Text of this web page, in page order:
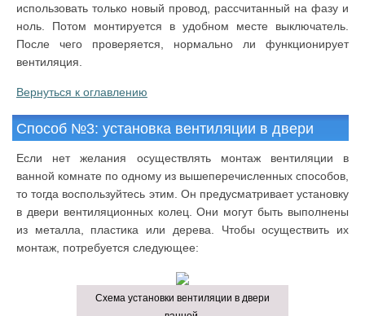
использовать только новый провод, рассчитанный на фазу и
ноль. Потом монтируется в удобном месте выключатель.
После чего проверяется, нормально ли функционирует
вентиляция.
Вернуться к оглавлению
Способ №3: установка вентиляции в двери
Если нет желания осуществлять монтаж вентиляции в
ванной комнате по одному из вышеперечисленных способов,
то тогда воспользуйтесь этим. Он предусматривает установку
в двери вентиляционных колец. Они могут быть выполнены
из металла, пластика или дерева. Чтобы осуществить их
монтаж, потребуется следующее:
Схема установки вентиляции в двери